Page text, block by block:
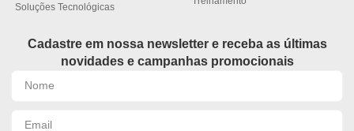
Soluções Tecnológicas
Cadastre em nossa newsletter e receba as últimas
novidades e campanhas promocionais